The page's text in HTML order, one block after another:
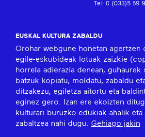
Tel: 0 (033)5 59
EUSKAL KULTURA ZABALDU
Orohar webgune honetan agertzen
egile-eskubideak lotuak zaizkie
horrela adierazia denean, guhaurek
batzuk kopiatu, moldatu, zabaldu
ditzakezu, egiletza aitortu eta
eginez gero. Izan ere ekoizten
kulturari buruzko edukiak ahalik eta
zabaltzea nahi dugu. Gehiago jakin